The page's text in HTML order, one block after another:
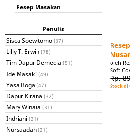
Resep Masakan
Penulis
Sisca Soewitomo (87)
Lilly T. Erwin (78)
Tim Dapur Demedia (51)
Ide Masak! (49)
Yasa Boga (47)
Dapur Kirana (32)
Mary Winata (31)
Indriani (21)
Nursaadah (21)
oleh
Soft
Rp.
Stock di